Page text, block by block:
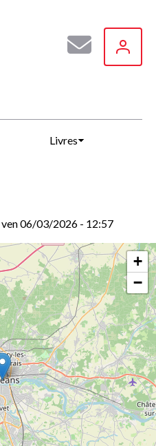
Livres
ven 06/03/2026 - 12:57
+
−